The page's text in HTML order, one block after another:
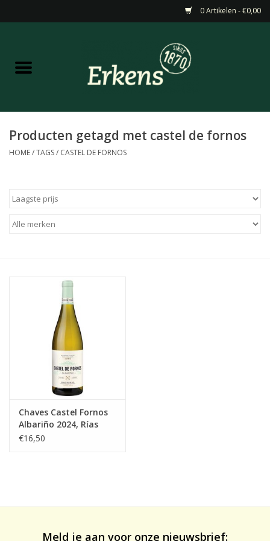
0 Artikelen - €0,00
Home
Barneveldse specialiteiten
Masterclasses & Proeverijen
Wijnglazen - openers -karaffen
Producten getagd met castel de fornos
HOME/TAGS/ CASTEL DE FORNOS
Chaves Castel Fornos
Albariño 2024, Rías
Baixas
€16,50
Meld je aan voor onze nieuwsbrief: